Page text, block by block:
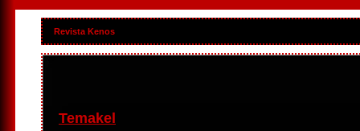
Revista Kenos
Temakel